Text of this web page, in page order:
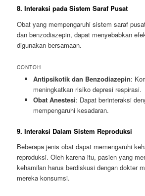
8. Interaksi pada Sistem Saraf Pusat
Obat yang mempengaruhi sistem saraf
dan benzodiazepin, dapat menyebabkan
digunakan bersamaan.
CONTOH
Antipsikotik dan Benzodiazepin:
meningkatkan risiko depresi respirasi.
Obat Anestesi: Dapat berinteraksi
mempengaruhi kesadaran.
9. Interaksi Dalam Sistem Reproduksi
Beberapa jenis obat dapat memengaruhi
reproduksi. Oleh karena itu, pasien yang
kehamilan harus berdiskusi dengan dokter
mereka konsumsi.